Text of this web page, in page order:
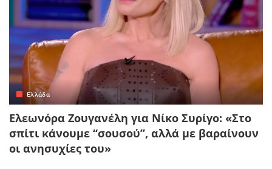
Ελλάδα
Ελεωνόρα Ζουγανέλη για Νίκο Συρίγο: «Στο
σπίτι κάνουμε “σουσού”, αλλά με βαραίνουν
οι ανησυχίες του»